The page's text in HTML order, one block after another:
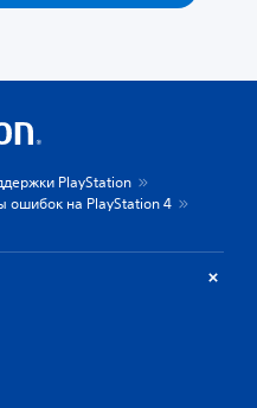
PlayStation
ошибок на PlayStation 4